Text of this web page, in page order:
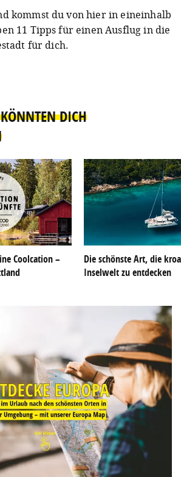
kommst du von hier in eineinhalb
11 Tipps für einen Ausflug in die
für dich.
DICH
Coolcation –
Die schönste Art, die
Inselwelt zu entdecken